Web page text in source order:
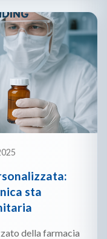
sta
della farmacia